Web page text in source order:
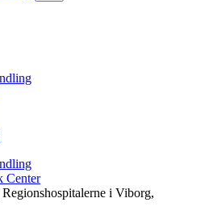
Center
i Viborg,